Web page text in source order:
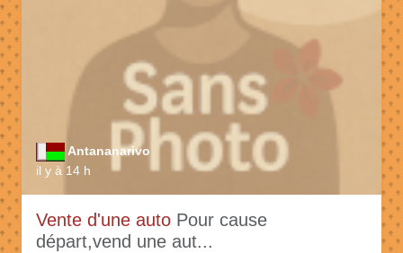
Antananarivo
il y à 14 h
Vente d'une auto Pour cause
départ,vend une aut...